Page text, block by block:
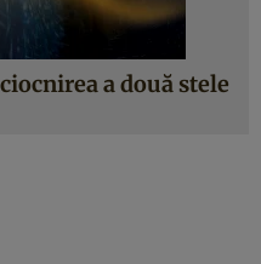
a două stele